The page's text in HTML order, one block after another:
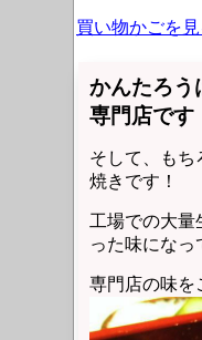
買い物かごを見
かんたろう
専門店です
そして、もち
焼きです！
工場での大量
った味になっ
専門店の味を